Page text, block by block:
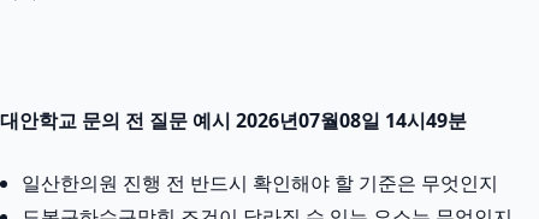
대안학교 문의 전 질문 예시 2026년07월08일 14시49분
일산한의원 진행 전 반드시 확인해야 할 기준은 무엇인지